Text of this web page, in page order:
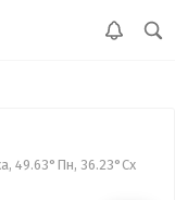
49.63°Пн, 36.23°Сх